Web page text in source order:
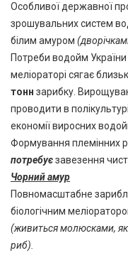
Особливої державної
зрошувальних систем
білим амуром
Потреби водойм України
меліораторі сягає
тонн зарибку.
проводити в
економії виросних
Формування племінних
потребуєзавезення
Чорний амур
Повномасштабне
біологічним
(живиться молюсками,
риб).